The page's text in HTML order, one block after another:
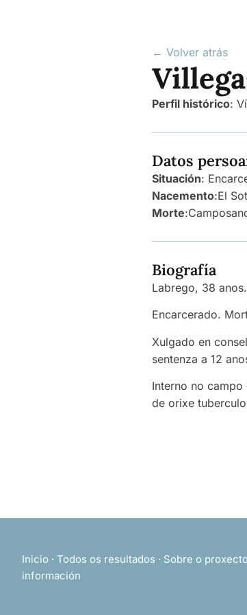
← Volver atrás
Perfil histórico:
Datos
Situación:
Nacemento:El
Morte:
Biografía
Labrego, 38
Encarcerado.
Xulgado en
sentenza a 12
Interno no
de orixe
Inicio · Todos os resultados · Sobre o
información